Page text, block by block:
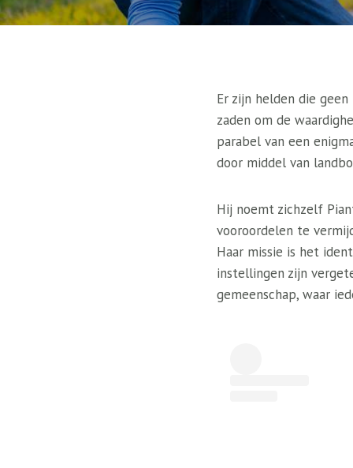
Er zijn helden die
zaden om de
parabel van een
door middel van
Hij noemt zichzelf
vooroordelen te
Haar missie is het
instellingen zijn
gemeenschap, waar